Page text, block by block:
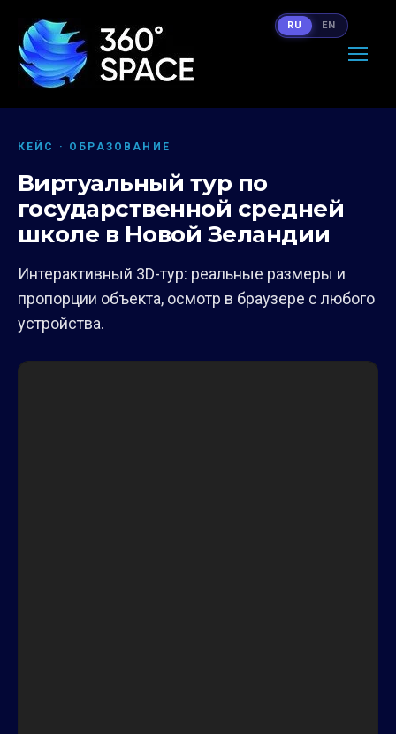
КЕЙС · ОБРАЗОВАНИЕ
Виртуальный тур по
государственной средней
школе в Новой Зеландии
Интерактивный 3D-тур: реальные размеры и
пропорции объекта, осмотр в браузере с любого
устройства.
RU EN